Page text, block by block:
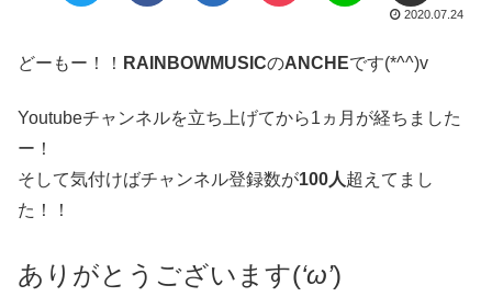
2020.07.24
どーもー！！ RAINBOWMUSICのANCHEです(*^^)v
Youtubeチャンネルを立ち上げてから1ヵ月が経ちました
ー！
そして気付けばチャンネル登録数が100人超えてまし
た！！
ありがとうございます(‘ω’)